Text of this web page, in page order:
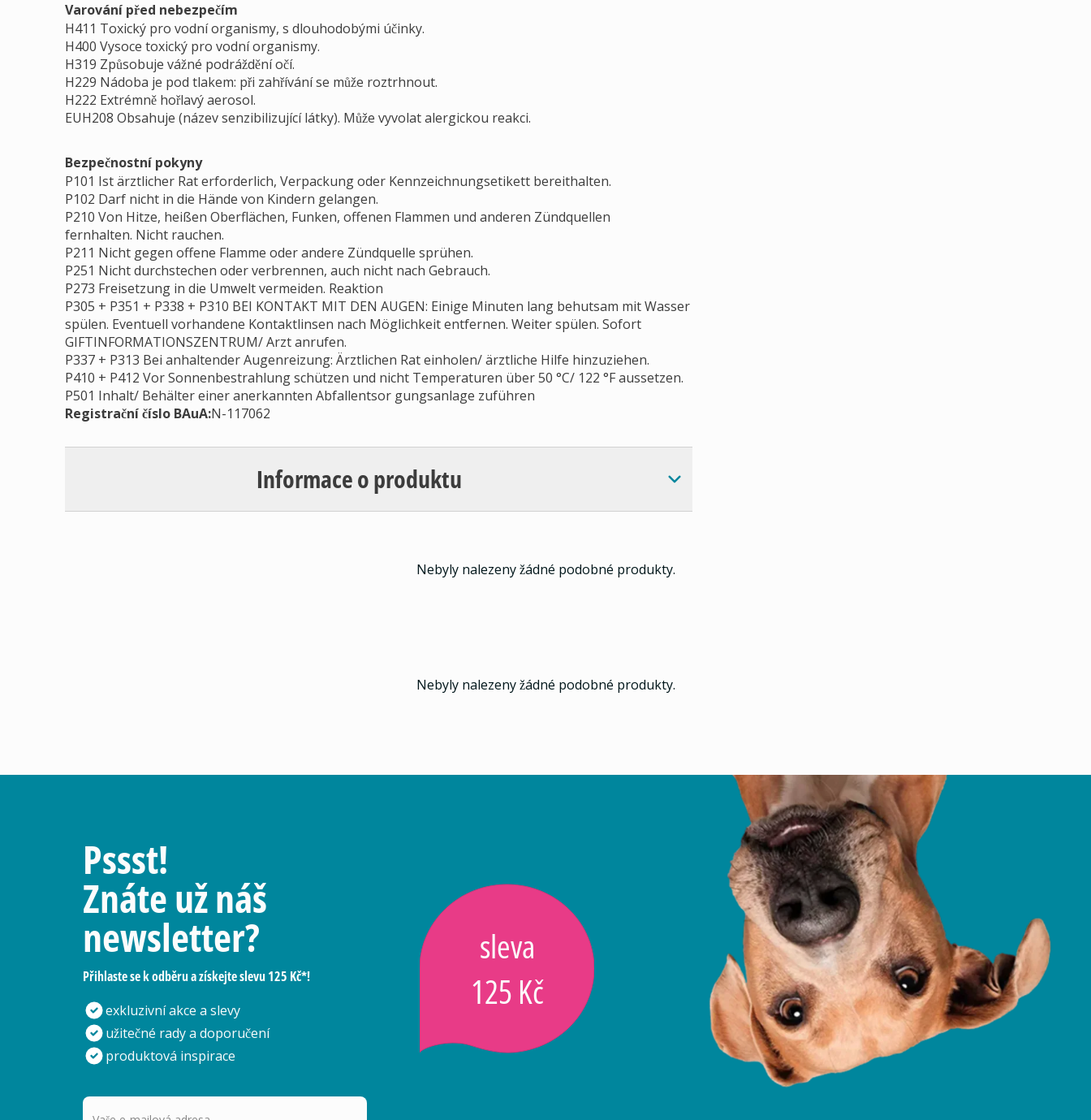
Varování před nebezpečím
H411 Toxický pro vodní organismy, s dlouhodobými účinky.
H400 Vysoce toxický pro vodní organismy.
H319 Způsobuje vážné podráždění očí.
H229 Nádoba je pod tlakem: při zahřívání se může roztrhnout.
H222 Extrémně hořlavý aerosol.
EUH208 Obsahuje (název senzibilizující látky). Může vyvolat alergickou reakci.
Bezpečnostní pokyny
P101 Ist ärztlicher Rat erforderlich, Verpackung oder Kennzeichnungsetikett bereithalten.
P102 Darf nicht in die Hände von Kindern gelangen.
P210 Von Hitze, heißen Oberflächen, Funken, offenen Flammen und anderen Zündquellen
fernhalten. Nicht rauchen.
P211 Nicht gegen offene Flamme oder andere Zündquelle sprühen.
P251 Nicht durchstechen oder verbrennen, auch nicht nach Gebrauch.
P273 Freisetzung in die Umwelt vermeiden. Reaktion
P305 + P351 + P338 + P310 BEI KONTAKT MIT DEN AUGEN: Einige Minuten lang behutsam mit Wasser
spülen. Eventuell vorhandene Kontaktlinsen nach Möglichkeit entfernen. Weiter spülen. Sofort
GIFTINFORMATIONSZENTRUM/ Arzt anrufen.
P337 + P313 Bei anhaltender Augenreizung: Ärztlichen Rat einholen/ ärztliche Hilfe hinzuziehen.
P410 + P412 Vor Sonnenbestrahlung schützen und nicht Temperaturen über 50 °C/ 122 °F aussetzen.
P501 Inhalt/ Behälter einer anerkannten Abfallentsor gungsanlage zuführen
Registrační číslo BAuA:N-117062
Informace o produktu
Nebyly nalezeny žádné podobné produkty.
Nebyly nalezeny žádné podobné produkty.
Pssst!
Znáte už náš
newsletter?
Přihlaste se k odběru a získejte slevu 125 Kč*!
exkluzivní akce a slevy
užitečné rady a doporučení
produktová inspirace
sleva
125 Kč
Vaše e-mailová adresa